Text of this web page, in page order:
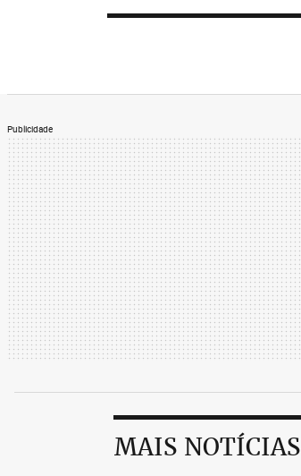
Publicidade
MAIS NOTÍCIAS